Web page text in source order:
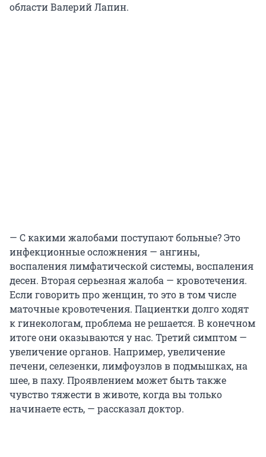
области Валерий Лапин.
— С какими жалобами поступают больные? Это
инфекционные осложнения — ангины,
воспаления лимфатической системы, воспаления
десен. Вторая серьезная жалоба — кровотечения.
Если говорить про женщин, то это в том числе
маточные кровотечения. Пациентки долго ходят
к гинекологам, проблема не решается. В конечном
итоге они оказываются у нас. Третий симптом —
увеличение органов. Например, увеличение
печени, селезенки, лимфоузлов в подмышках, на
шее, в паху. Проявлением может быть также
чувство тяжести в животе, когда вы только
начинаете есть, — рассказал доктор.